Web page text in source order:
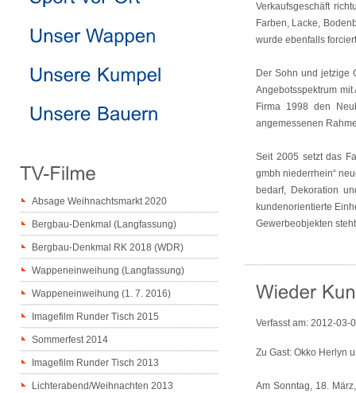
Verkaufsgeschäft
Farben, Lacke,
wurde ebenfalls
Der Sohn und jetzige
Angebotsspektrum
Firma 1998 den
angemessenen
Seit 2005 setzt das
gmbh niederrhein“
bedarf, Dekoration
kundenorientierte
Gewerbeobjekten
Verfasst am: 2012-03-
Zu Gast: Okko Herlyn
Am Sonntag, 18.
Absage Weihnachtsmarkt 2020
Bergbau-Denkmal (Langfassung)
Bergbau-Denkmal RK 2018 (WDR)
Wappeneinweihung (Langfassung)
Wappeneinweihung (1. 7. 2016)
Imagefilm Runder Tisch 2015
Sommerfest 2014
Imagefilm Runder Tisch 2013
Lichterabend/Weihnachten 2013